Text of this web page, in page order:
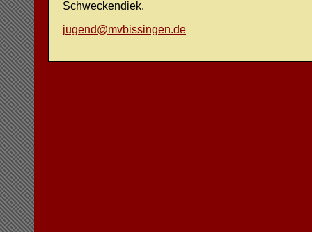
Schweckendiek.
jugend@mvbissingen.de